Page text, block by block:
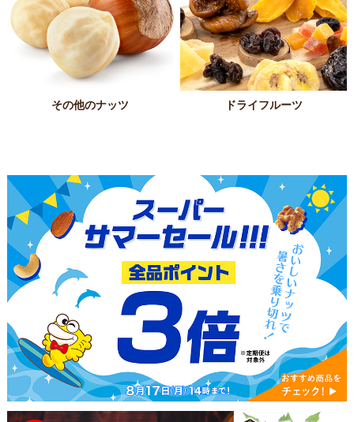
その他のナッツ ドライフルーツ